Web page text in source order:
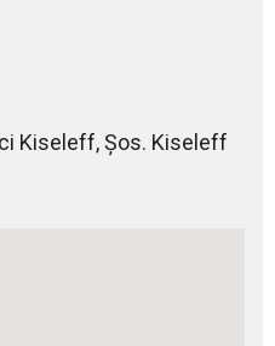
Kiseleff, Şos. Kiseleff